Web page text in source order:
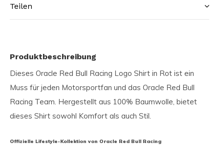
Teilen
Produktbeschreibung
Dieses Oracle Red Bull Racing Logo Shirt in Rot ist ein
Muss für jeden Motorsportfan und das Oracle Red Bull
Racing Team. Hergestellt aus 100% Baumwolle, bietet
dieses Shirt sowohl Komfort als auch Stil.
Offizielle Lifestyle-Kollektion von Oracle Red Bull Racing